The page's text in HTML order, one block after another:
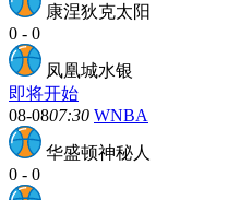
康涅狄克太阳
0 - 0
凤凰城水银
即将开始
08-0807:30 WNBA
华盛顿神秘人
0 - 0